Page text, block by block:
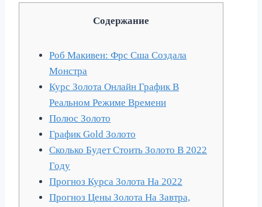
Содержание
Роб Макивен: Фрс Сша Создала
Монстра
Курс Золота Онлайн График В
Реальном Режиме Времени
Полюс Золото
График Gold Золото
Сколько Будет Стоить Золото В 2022
Году
Прогноз Курса Золота На 2022
Прогноз Цены Золота На Завтра,